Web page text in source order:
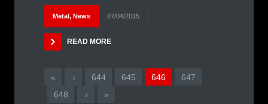
Metal, News 07/04/2015
READ MORE
« ‹ 644 645 646
647
648
› »